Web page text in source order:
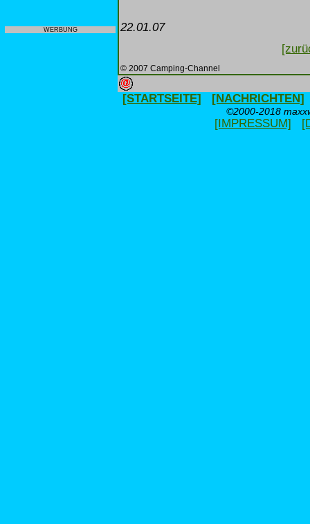
WERBUNG
22.01.07
© 2007 Camping-Channel
[STARTSEITE] [NACHRICHTEN]
©2000-2018
[IMPRESSUM]